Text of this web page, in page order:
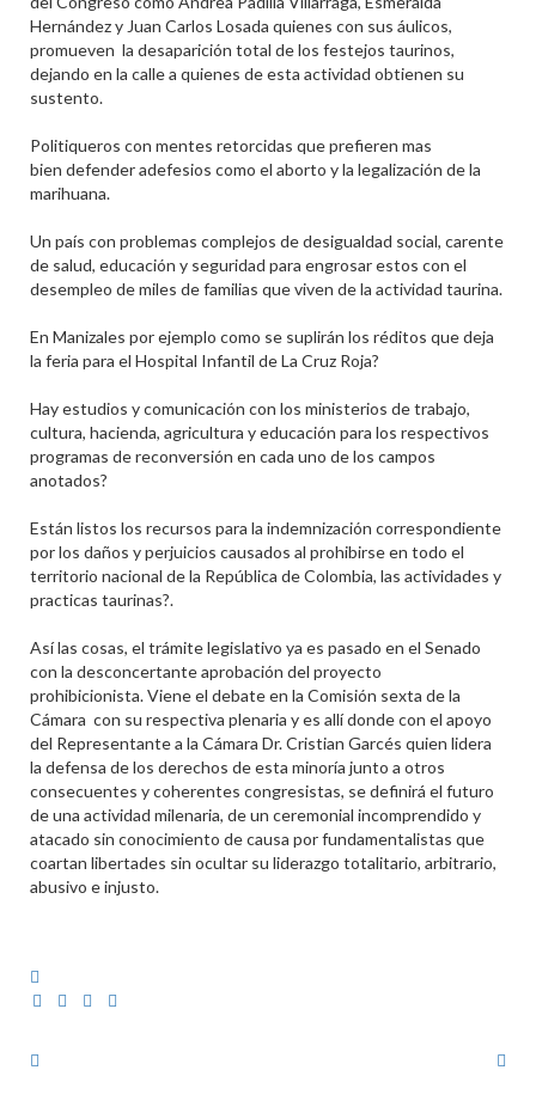
Hernández y Juan Carlos Losada quienes con sus áulicos,
promueven la desaparición total de los festejos taurinos,
dejando en la calle a quienes de esta actividad obtienen su
sustento.
Politiqueros con mentes retorcidas que prefieren mas
bien defender adefesios como el aborto y la legalización de la
marihuana.
Un país con problemas complejos de desigualdad social, carente
de salud, educación y seguridad para engrosar estos con el
desempleo de miles de familias que viven de la actividad taurina.
En Manizales por ejemplo como se suplirán los réditos que deja
la feria para el Hospital Infantil de La Cruz Roja?
Hay estudios y comunicación con los ministerios de trabajo,
cultura, hacienda, agricultura y educación para los respectivos
programas de reconversión en cada uno de los campos
anotados?
Están listos los recursos para la indemnización correspondiente
por los daños y perjuicios causados al prohibirse en todo el
territorio nacional de la República de Colombia, las actividades y
practicas taurinas?.
Así las cosas, el trámite legislativo ya es pasado en el Senado
con la desconcertante aprobación del proyecto
prohibicionista. Viene el debate en la Comisión sexta de la
Cámara con su respectiva plenaria y es allí donde con el apoyo
del Representante a la Cámara Dr. Cristian Garcés quien lidera
la defensa de los derechos de esta minoría junto a otros
consecuentes y coherentes congresistas, se definirá el futuro
de una actividad milenaria, de un ceremonial incomprendido y
atacado sin conocimiento de causa por fundamentalistas que
coartan libertades sin ocultar su liderazgo totalitario, arbitrario,
abusivo e injusto.